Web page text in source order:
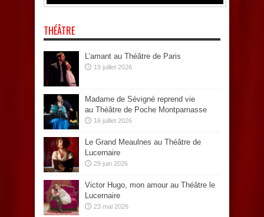
THÉÂTRE
L’amant au Théâtre de Paris
19 juillet 2026
Madame de Sévigné reprend vie
au Théâtre de Poche Montparnasse
16 juillet 2026
Le Grand Meaulnes au Théâtre de
Lucernaire
29 juin 2026
Victor Hugo, mon amour au Théâtre le
Lucernaire
23 mai 2026